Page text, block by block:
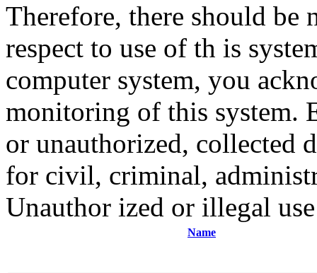
Therefore, there should
respect to use of th is
computer system, you
monitoring of this system.
or unauthorized, collected
for civil, criminal,
Unauthor ized or illegal
Name